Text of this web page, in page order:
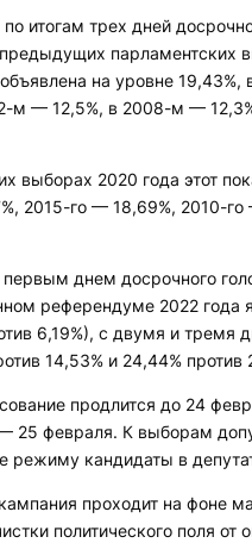
итогам трех дней
предыдущих парламентских
на уровне 19,43%,
м — 12,5%, в 2008-м —
выборах 2020 года этот
2015-го — 18,69%, 2010-го
днем досрочного
референдуме 2022 года
6,19%), с двумя и тремя
14,53% и 24,44% против
продлится до 24
25 февраля. К выборам
режиму кандидаты в
проходит на фоне
политического поля от